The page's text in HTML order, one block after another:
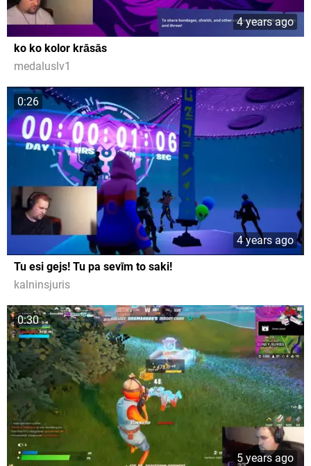
4 years ago
ko ko kolor krāsās
medaluslv1
0:26
4 years ago
Tu esi gejs! Tu pa sevīm to saki!
kalninsjuris
0:30
5 years ago